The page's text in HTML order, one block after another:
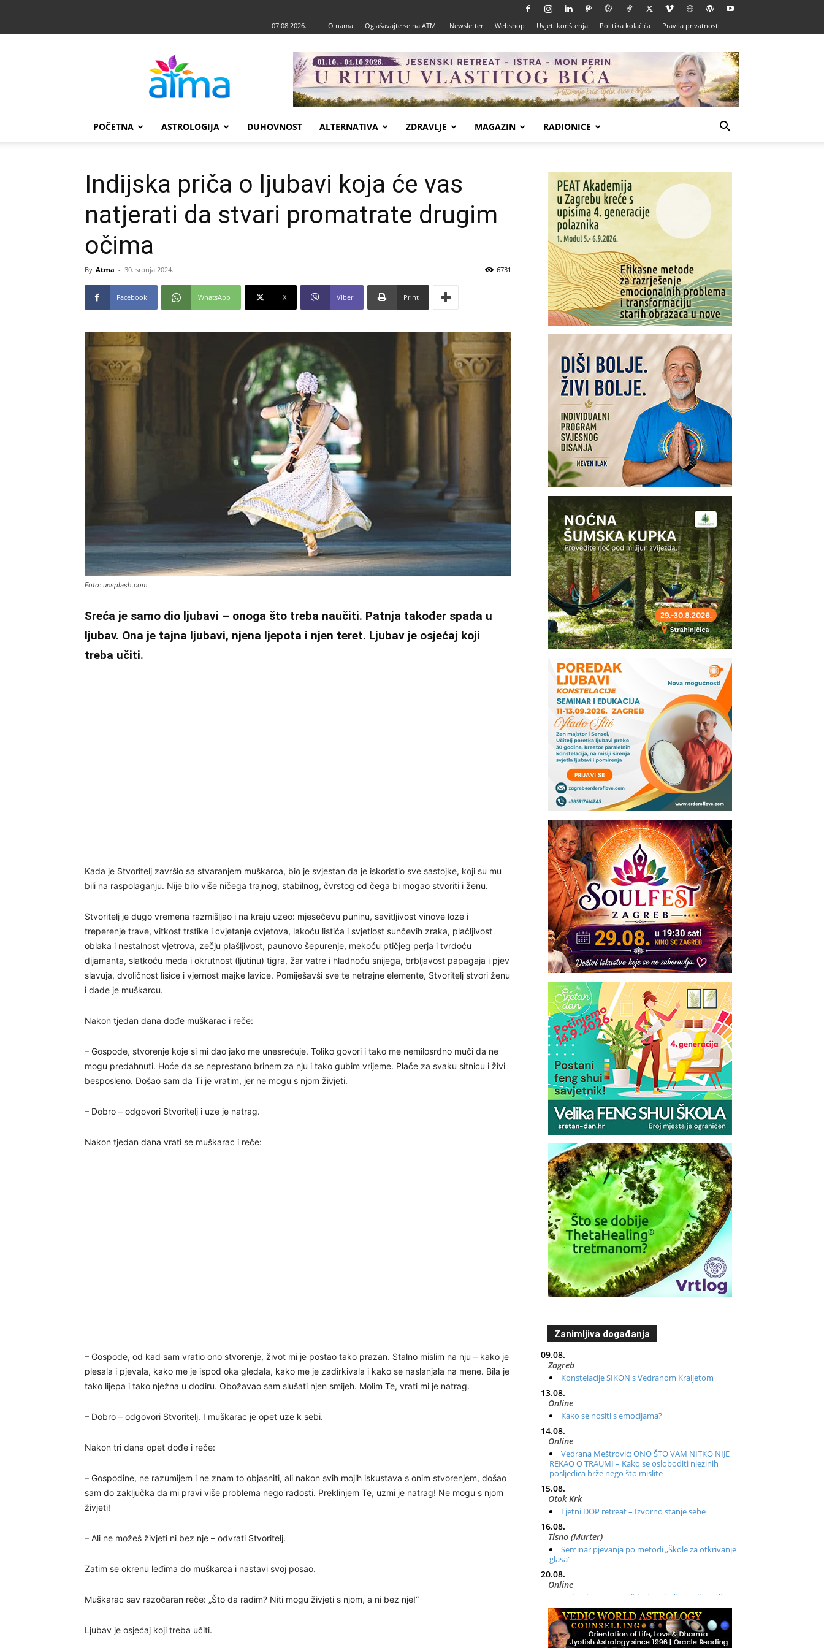
07.08.2026. O nama Oglašavajte se na ATMI Newsletter Webshop Uvjeti korištenja Politika kolačića Pravila privatnosti
POČETNA ASTROLOGIJA DUHOVNOST ALTERNATIVA ZDRAVLJE MAGAZIN RADIONICE
Indijska priča o ljubavi koja će vas
natjerati da stvari promatrate drugim
očima
By Atma - 30. srpnja 2024. 6731
Facebook WhatsApp X Viber Print
Foto: unsplash.com
Sreća je samo dio ljubavi – onoga što treba naučiti. Patnja također spada u
ljubav. Ona je tajna ljubavi, njena ljepota i njen teret. Ljubav je osjećaj koji
treba učiti.
Kada je Stvoritelj završio sa stvaranjem muškarca, bio je svjestan da je iskoristio sve sastojke, koji su mu
bili na raspolaganju. Nije bilo više ničega trajnog, stabilnog, čvrstog od čega bi mogao stvoriti i ženu.
Stvoritelj je dugo vremena razmišljao i na kraju uzeo: mjesečevu puninu, savitljivost vinove loze i
treperenje trave, vitkost trstike i cvjetanje cvjetova, lakoću listića i svjetlost sunčevih zraka, plačljivost
oblaka i nestalnost vjetrova, zečju plašljivost, paunovo šepurenje, mekoću ptičjeg perja i tvrdoću
dijamanta, slatkoću meda i okrutnost (ljutinu) tigra, žar vatre i hladnoću snijega, brbljavost papagaja i pjev
slavuja, dvoličnost lisice i vjernost majke lavice. Pomiješavši sve te netrajne elemente, Stvoritelj stvori ženu
i dade je muškarcu.
Nakon tjedan dana dođe muškarac i reče:
– Gospode, stvorenje koje si mi dao jako me unesrećuje. Toliko govori i tako me nemilosrdno muči da ne
mogu predahnuti. Hoće da se neprestano brinem za nju i tako gubim vrijeme. Plače za svaku sitnicu i živi
besposleno. Došao sam da Ti je vratim, jer ne mogu s njom živjeti.
– Dobro – odgovori Stvoritelj i uze je natrag.
Nakon tjedan dana vrati se muškarac i reče:
– Gospode, od kad sam vratio ono stvorenje, život mi je postao tako prazan. Stalno mislim na nju – kako je
plesala i pjevala, kako me je ispod oka gledala, kako me je zadirkivala i kako se naslanjala na mene. Bila je
tako lijepa i tako nježna u dodiru. Obožavao sam slušati njen smijeh. Molim Te, vrati mi je natrag.
– Dobro – odgovori Stvoritelj. I muškarac je opet uze k sebi.
Nakon tri dana opet dođe i reče:
– Gospodine, ne razumijem i ne znam to objasniti, ali nakon svih mojih iskustava s onim stvorenjem, došao
sam do zaključka da mi pravi više problema nego radosti. Preklinjem Te, uzmi je natrag! Ne mogu s njom
živjeti!
– Ali ne možeš živjeti ni bez nje – odvrati Stvoritelj.
Zatim se okrenu leđima do muškarca i nastavi svoj posao.
Muškarac sav razočaran reče: „Što da radim? Niti mogu živjeti s njom, a ni bez nje!“
Ljubav je osjećaj koji treba učiti.
Zanimljiva događanja
09.08.
Zagreb
Konstelacije SIKON s Vedranom Kraljetom
13.08.
Online
Kako se nositi s emocijama?
14.08.
Online
Vedrana Meštrović: ONO ŠTO VAM NITKO NIJE
REKAO O TRAUMI – Kako se osloboditi njezinih
posljedica brže nego što mislite
15.08.
Otok Krk
Ljetni DOP retreat – Izvorno stanje sebe
16.08.
Tisno (Murter)
Seminar pjevanja po metodi „Škole za otkrivanje
glasa“
20.08.
Online
Radionica: Pomagači iz drugih dimenzija Online –
otvoreno za sve
21.08.
Zagreb+Online
Osnovni ThetaHealing® tečaj, Zagreb i Online